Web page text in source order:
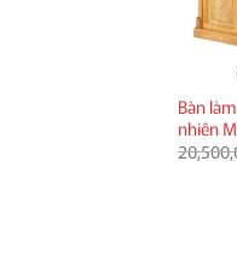
Bàn
nhiên